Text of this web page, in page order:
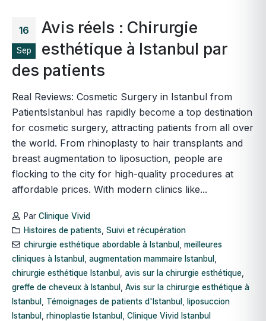
16
Sep
Avis réels : Chirurgie
esthétique à Istanbul par
des patients
Real Reviews: Cosmetic Surgery in Istanbul from
PatientsIstanbul has rapidly become a top destination
for cosmetic surgery, attracting patients from all over
the world. From rhinoplasty to hair transplants and
breast augmentation to liposuction, people are
flocking to the city for high-quality procedures at
affordable prices. With modern clinics like...
Par Clinique Vivid
Histoires de patients, Suivi et récupération
chirurgie esthétique abordable à Istanbul, meilleures
cliniques à Istanbul augmentation mammaire Istanbul
chirurgie esthétique Istanbul avis sur la chirurgie esthétique
greffe de cheveux à Istanbul Avis sur la chirurgie esthétique à
Istanbul Témoignages de patients d'Istanbul liposuccion
Istanbul rhinoplastie Istanbul Clinique Vivid Istanbul